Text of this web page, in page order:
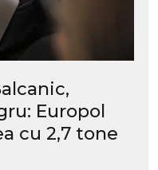
Europol
cu 2,7 tone